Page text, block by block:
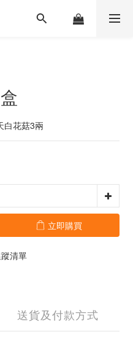
白花菇3兩
立即購買
清單
送貨及付款方式